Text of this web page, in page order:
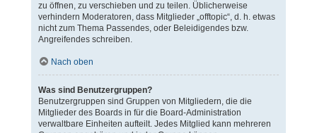
zu öffnen, zu verschieben und zu teilen. Üblicherweise
verhindern Moderatoren, dass Mitglieder „offtopic“, d. h. etwas
nicht zum Thema Passendes, oder Beleidigendes bzw.
Angreifendes schreiben.
Nach oben
Was sind Benutzergruppen?
Benutzergruppen sind Gruppen von Mitgliedern, die die
Mitglieder des Boards in für die Board-Administration
verwaltbare Einheiten aufteilt. Jedes Mitglied kann mehreren